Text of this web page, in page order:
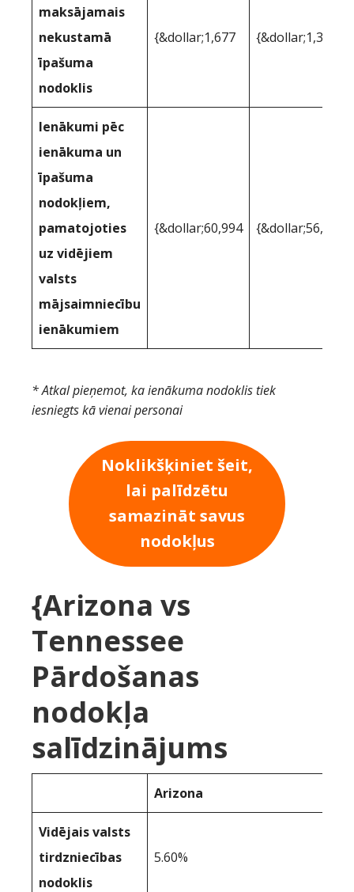
maksājamais
nekustamā
īpašuma
nodoklis
{&dollar;1,677 {&dollar;1,305
Ienākumi pēc
ienākuma un
īpašuma
nodokļiem,
pamatojoties
uz vidējiem
valsts
mājsaimniecību
ienākumiem
{&dollar;60,994 {&dollar;56,924
* Atkal pieņemot, ka ienākuma nodoklis tiek
iesniegts kā vienai personai
Noklikšķiniet šeit,
lai palīdzētu
samazināt savus
nodokļus
{Arizona vs
Tennessee
Pārdošanas
nodokļa
salīdzinājums
Arizona
Vidējais valsts
tirdzniecības
nodoklis
5.60%